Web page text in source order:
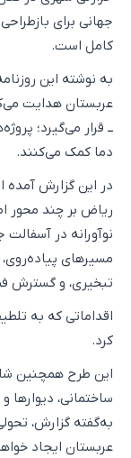
جهانی برای
کامل است.
به نوشته این
عربستان هدایت
ــ قرار می‌گیرد؛
دما کمک می‌کنند.
در این گزارش
ریاض بر چند محور
نوآورانه در
مسیرهای
تبخیری، و گسترش
اقداماتی که به
کرد.
این طرح همچنین
ساختمانی،
به‌گفته گزارش،
عربستان ایجاد